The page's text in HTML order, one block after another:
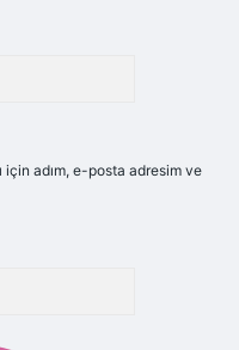
için adım, e-posta adresim ve